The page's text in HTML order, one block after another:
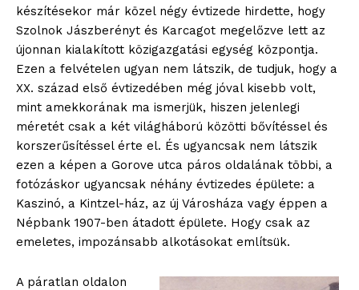
készítésekor már közel négy évtizede hirdette, hogy
Szolnok Jászberényt és Karcagot megelőzve lett az
újonnan kialakított közigazgatási egység központja.
Ezen a felvételen ugyan nem látszik, de tudjuk, hogy a
XX. század első évtizedében még jóval kisebb volt,
mint amekkorának ma ismerjük, hiszen jelenlegi
méretét csak a két világháború közötti bővítéssel és
korszerűsítéssel érte el. És ugyancsak nem látszik
ezen a képen a Gorove utca páros oldalának többi, a
fotózáskor ugyancsak néhány évtizedes épülete: a
Kaszinó, a Kintzel-ház, az új Városháza vagy éppen a
Népbank 1907-ben átadott épülete. Hogy csak az
emeletes, impozánsabb alkotásokat említsük.
A páratlan oldalon